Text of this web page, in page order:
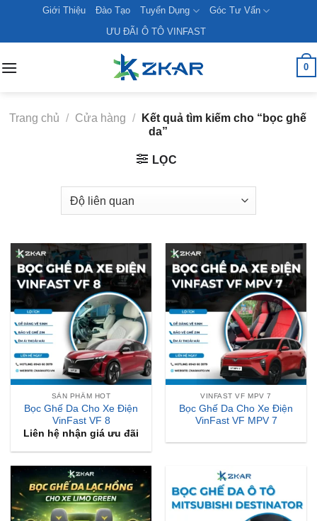
content
Giới Thiệu Đào Tạo Tuyển Dụng
Góc Tư Vấn
ƯU ĐÃI Ô TÔ VINFAST
0
Trang chủ / Cửa hàng /
Kết quả tìm kiếm cho “bọc ghế
da”
LỌC
SẢN PHẨM HOT
Bọc Ghế Da Cho Xe Điện
VinFast VF 8
Liên hệ nhận giá ưu đãi
VINFAST VF MPV 7
Bọc Ghế Da Cho Xe Điện
VinFast VF MPV 7